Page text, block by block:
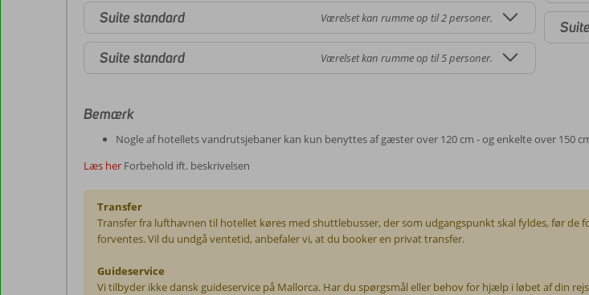
Suite standard Værelset kan rumme op til 2 personer.
Suite standard Værelset kan rumme op til 5 personer.
Bemærk
Nogle af hotellets vandrutsjebaner kan kun benyttes af gæster over 120 cm - og enkelte over 150
Læs her Forbehold ift. beskrivelsen
Transfer
Transfer fra lufthavnen til hotellet køres med shuttlebusser, der som udgangspunkt skal fyldes, før
forventes. Vil du undgå ventetid, anbefaler vi, at du booker en privat transfer.
Guideservice
Vi tilbyder ikke dansk guideservice på Mallorca. Har du spørgsmål eller behov for hjælp i løbet af din